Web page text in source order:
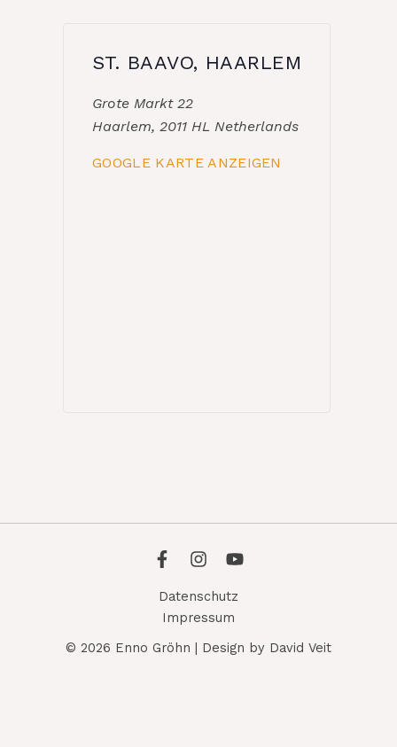
ST. BAAVO, HAARLEM
Grote Markt 22
Haarlem, 2011 HL Netherlands
GOOGLE KARTE ANZEIGEN
Datenschutz
Impressum
© 2026 Enno Gröhn | Design by David Veit